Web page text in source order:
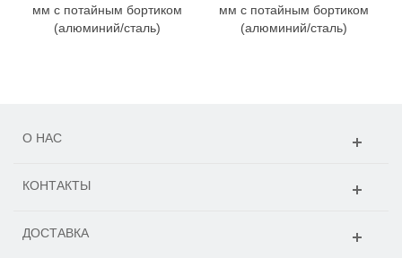
мм с потайным бортиком
(алюминий/сталь)
мм с потайным бортиком
(алюминий/сталь)
О НАС
КОНТАКТЫ
ДОСТАВКА